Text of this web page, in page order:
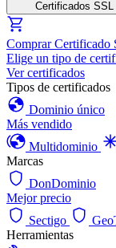
Certificados SSL
Comprar Certificado
Elige un tipo de
Ver certificados
Tipos de certificados
Dominio único
Más vendido
Multidominio
Marcas
DonDominio
Mejor precio
Sectigo
Herramientas